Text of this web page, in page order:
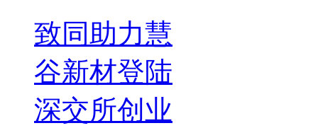
致同助力慧
谷新材登陆
深交所创业